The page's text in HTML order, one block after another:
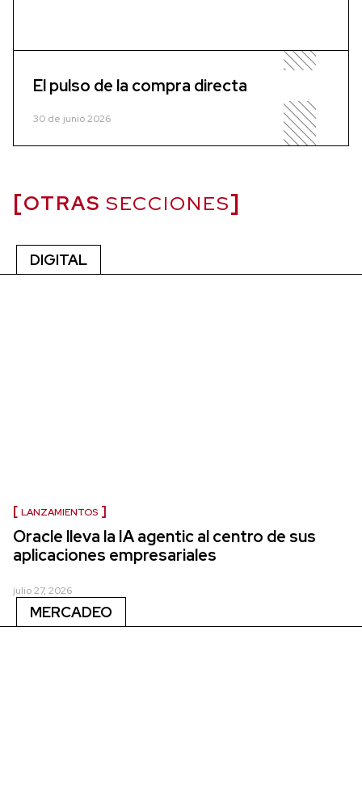
El pulso de la compra directa
30 de junio 2026
OTRAS SECCIONES
DIGITAL
LANZAMIENTOS
Oracle lleva la IA agentic al centro de sus
aplicaciones empresariales
julio 27, 2026
MERCADEO